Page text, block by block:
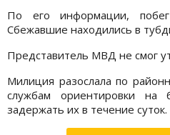
По его информации,
Сбежавшие находились в
Представитель МВД не смог
Милиция разослала по
службам ориентировки на
задержать их в течение суток.